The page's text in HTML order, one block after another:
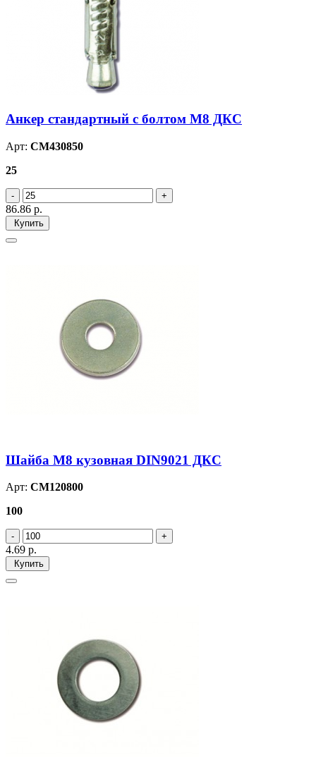
Анкер стандартный с болтом М8 ДКС
Арт: CM430850
25
86.86 р.
Купить
Шайба М8 кузовная DIN9021 ДКС
Арт: CM120800
100
4.69 р.
Купить